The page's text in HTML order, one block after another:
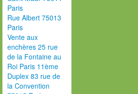
Paris
Rue Albert 75013
Paris
Vente aux
enchères 25 rue
de la Fontaine au
Roi Paris 11ème
Duplex 83 rue de
la Convention